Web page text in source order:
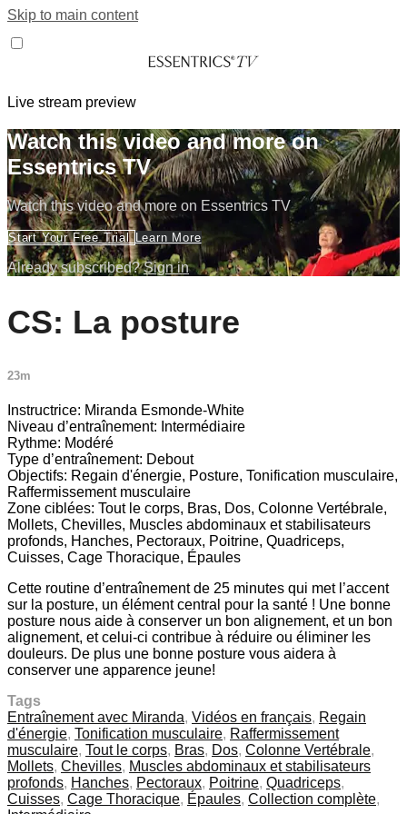
Skip to main content
Live stream preview
Watch this video and more on
Essentrics TV
Watch this video and more on Essentrics TV
Start Your Free Trial Learn More
Already subscribed?Sign in
CS: La posture
23m
Instructrice: Miranda Esmonde-White
Niveau d’entraînement: Intermédiaire
Rythme: Modéré
Type d’entraînement: Debout
Objectifs: Regain d'énergie, Posture, Tonification musculaire,
Raffermissement musculaire
Zone ciblées: Tout le corps, Bras, Dos, Colonne Vertébrale,
Mollets, Chevilles, Muscles abdominaux et stabilisateurs
profonds, Hanches, Pectoraux, Poitrine, Quadriceps,
Cuisses, Cage Thoracique, Épaules
Cette routine d’entraînement de 25 minutes qui met l’accent
sur la posture, un élément central pour la santé ! Une bonne
posture nous aide à conserver un bon alignement, et un bon
alignement, et celui-ci contribue à réduire ou éliminer les
douleurs. De plus une bonne posture vous aidera à
conserver une apparence jeune!
Tags
Entraînement avec Miranda, Vidéos en français, Regain
d'énergie, Tonification musculaire, Raffermissement
musculaire, Tout le corps, Bras, Dos, Colonne Vertébrale,
Mollets, Chevilles, Muscles abdominaux et stabilisateurs
profonds, Hanches, Pectoraux, Poitrine, Quadriceps,
Cuisses, Cage Thoracique, Épaules, Collection complète,